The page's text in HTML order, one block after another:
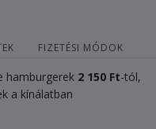
FIZETÉSI MÓDOK
hamburgerek 2 150 Ft-tól,
a kínálatban